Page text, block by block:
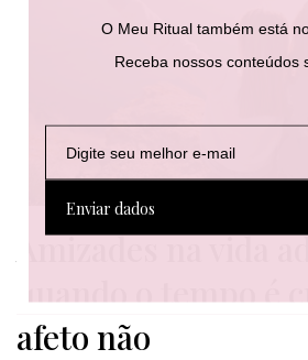
Amizades na vida
quando o tempo é
afeto não
O Meu Ritual também está
Receba nossos conteúdos
m
l
m
l
Enviar dados